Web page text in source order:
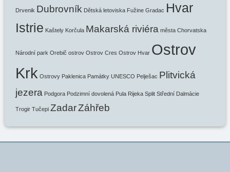
Drvenik Dubrovník Dětská letoviska Fužine Gradac Hvar
Istrie Kaštely Korčula Makarská riviéra města Chorvatska
Národní park Orebič ostrov Ostrov Cres Ostrov Hvar Ostrov
Krk Ostrovy Paklenica Památky UNESCO Pelješac Plitvická
jezera Podgora Podzimní dovolená Pula Rijeka Split Střední Dalmácie
Trogir Tučepi ZadarZáhřeb